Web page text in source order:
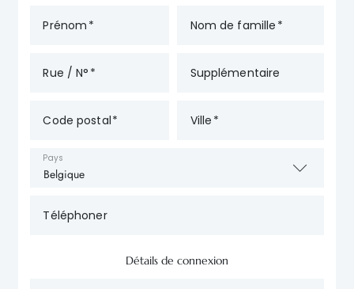
Prénom Nom de famille
Rue / N° Supplémentaire
Code postal Ville
Pays
Téléphoner
Détails de connexion